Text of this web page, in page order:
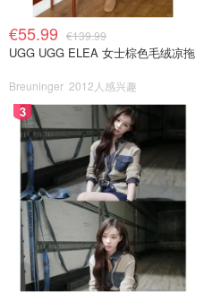
€55.99 €139.99
UGG UGG ELEA 女士棕色毛绒凉拖
Breuninger 2012人感兴趣
3